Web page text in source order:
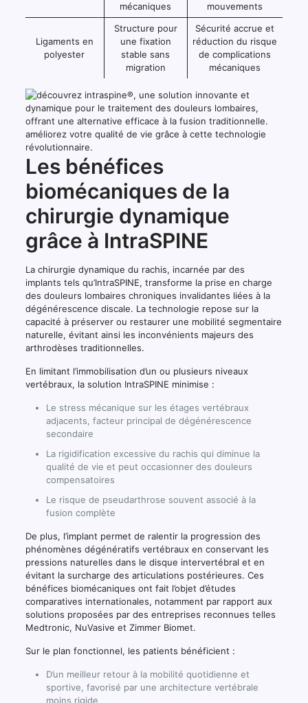
mécaniques
mouvements
Ligaments en
polyester
Structure pour
une fixation
stable sans
migration
Sécurité accrue et
réduction du risque
de complications
mécaniques
Les bénéfices
biomécaniques de la
chirurgie dynamique
grâce à IntraSPINE
La chirurgie dynamique du rachis, incarnée par des
implants tels qu’IntraSPINE, transforme la prise en charge
des douleurs lombaires chroniques invalidantes liées à la
dégénérescence discale. La technologie repose sur la
capacité à préserver ou restaurer une mobilité segmentaire
naturelle, évitant ainsi les inconvénients majeurs des
arthrodèses traditionnelles.
En limitant l’immobilisation d’un ou plusieurs niveaux
vertébraux, la solution IntraSPINE minimise :
Le stress mécanique sur les étages vertébraux
adjacents, facteur principal de dégénérescence
secondaire
La rigidification excessive du rachis qui diminue la
qualité de vie et peut occasionner des douleurs
compensatoires
Le risque de pseudarthrose souvent associé à la
fusion complète
De plus, l’implant permet de ralentir la progression des
phénomènes dégénératifs vertébraux en conservant les
pressions naturelles dans le disque intervertébral et en
évitant la surcharge des articulations postérieures. Ces
bénéfices biomécaniques ont fait l’objet d’études
comparatives internationales, notamment par rapport aux
solutions proposées par des entreprises reconnues telles
Medtronic, NuVasive et Zimmer Biomet.
Sur le plan fonctionnel, les patients bénéficient :
D’un meilleur retour à la mobilité quotidienne et
sportive, favorisé par une architecture vertébrale
moins rigide